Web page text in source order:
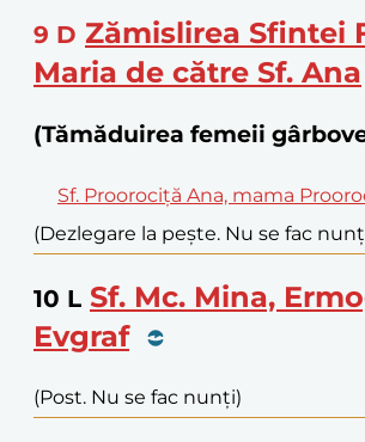
9 D Zămislirea Sfintei
Maria de către Sf. Ana
(Tămăduirea femeii
Sf. Proorociță Ana, mama
(Dezlegare la pește. Nu se fac
10 L Sf. Mc. Mina,
Evgraf
(Post. Nu se fac nunți)